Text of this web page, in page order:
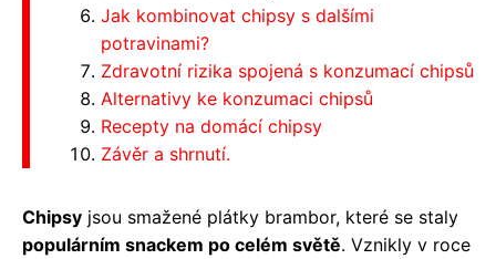
Jak kombinovat chipsy s dalšími
potravinami?
Zdravotní rizika spojená s konzumací chipsů
Alternativy ke konzumaci chipsů
Recepty na domácí chipsy
Závěr a shrnutí.
Chipsy jsou smažené plátky brambor, které se staly
populárním snackem po celém světě. Vznikly v roce